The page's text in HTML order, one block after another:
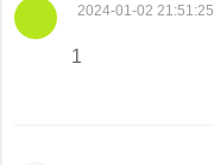
2024-01-02 21:51:25
1